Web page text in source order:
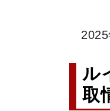
2025
ル
取